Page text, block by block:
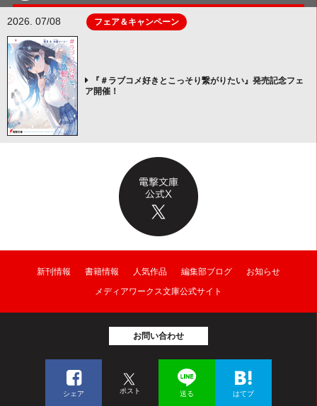
2026. 07/08 フェア＆キャンペーン
『＃ラブコメ好きとこっそり繋がりたい』発売記念フェ
ア開催！
新刊情報 書籍情報 人気作品 編集部ブログ
お知らせ
メディアワークス文庫公式サイト
お問い合わせ
シェア ポスト 送る はてブ